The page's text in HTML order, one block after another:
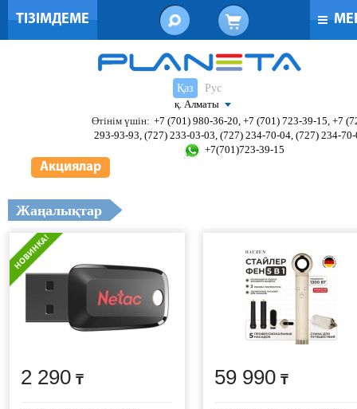
ТІЗІМДЕМЕ
Қаз
Рус
қ. Алматы
Өтінім үшін: +7 (701) 980-36-20, +7 (701) 723-39-15, +7
293-93-93, (727) 233-03-03, (727) 234-70-04, (727) 234-
+7(701)723-39-15
Акциялар
Жаңалықтар
2 290 59 990